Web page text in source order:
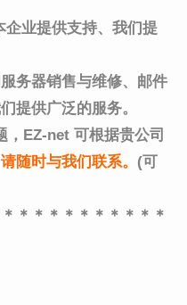
业提供支持、 我们提
务器销售与维修、邮件
提供广泛的服务。
，EZ-net 可根据贵公司
请随时与我们联系。 (可
＊＊＊＊＊＊＊＊＊＊